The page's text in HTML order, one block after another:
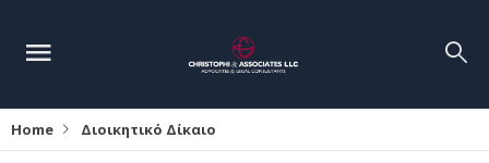
Home Διοικητικό Δίκαιο